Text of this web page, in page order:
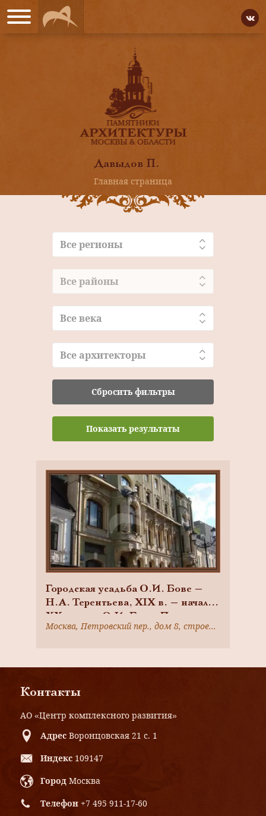
Давыдов П.
Главная страница
Все регионы
Все районы
Все века
Все архитекторы
Сбросить фильтры
Показать результаты
Городская усадьба О.И. Бове —
Н.А. Терентьева, XIX в. — начало
XX в., арх. О.И. Бове, П.
Давыдов, гражд. инж. И.А.
Москва, Петровский пер., дом 8, строение 2; Москва, Петровский пер., дом 8, строение 1
Контакты
АО «Центр комплексного развития»
Адрес Воронцовская 21 с. 1
Индекс 109147
Город Москва
Телефон +7 495 911-17-60